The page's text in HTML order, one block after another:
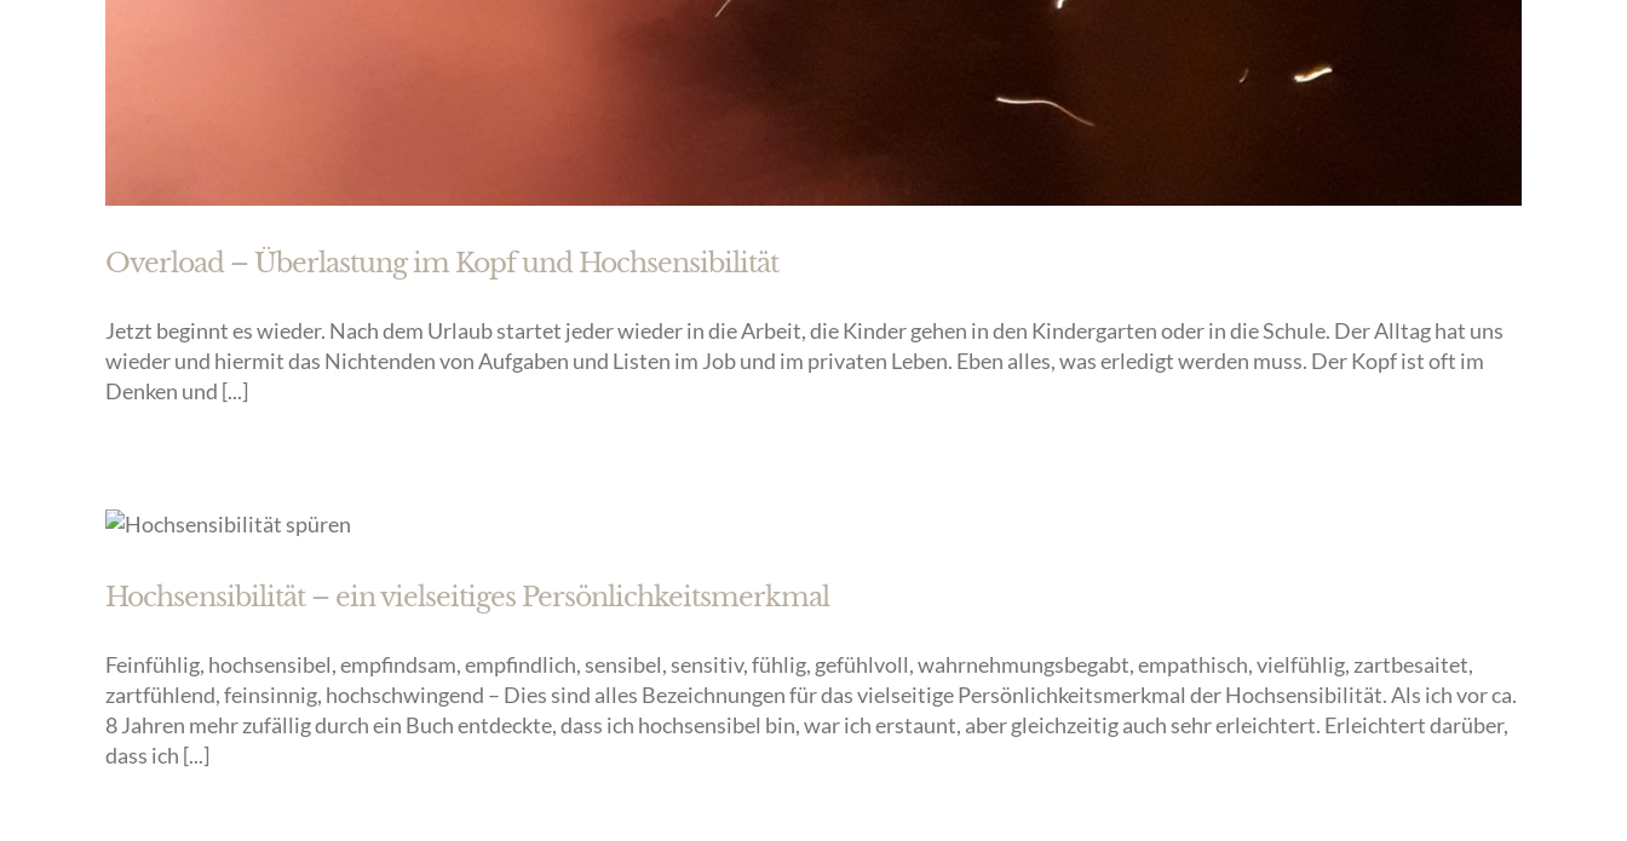
Overload – Überlastung im Kopf und Hochsensibilität
Jetzt beginnt es wieder. Nach dem Urlaub startet jeder wieder in die Arbeit, die Kinder gehen in den Kindergarten oder in die Schule. Der Alltag hat uns
wieder und hiermit das Nichtenden von Aufgaben und Listen im Job und im privaten Leben. Eben alles, was erledigt werden muss. Der Kopf ist oft im
Denken und [...]
Hochsensibilität – ein vielseitiges Persönlichkeitsmerkmal
Feinfühlig, hochsensibel, empfindsam, empfindlich, sensibel, sensitiv, fühlig, gefühlvoll, wahrnehmungsbegabt, empathisch, vielfühlig, zartbesaitet,
zartfühlend, feinsinnig, hochschwingend – Dies sind alles Bezeichnungen für das vielseitige Persönlichkeitsmerkmal der Hochsensibilität. Als ich vor ca.
8 Jahren mehr zufällig durch ein Buch entdeckte, dass ich hochsensibel bin, war ich erstaunt, aber gleichzeitig auch sehr erleichtert. Erleichtert darüber,
dass ich [...]